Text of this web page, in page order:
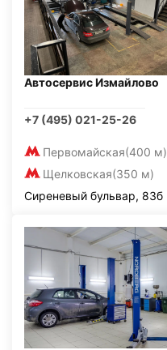
Автосервис Измайлово
+7 (495) 021-25-26
Первомайская(400 м)
Щелковская(350 м)
Сиреневый бульвар, 83б